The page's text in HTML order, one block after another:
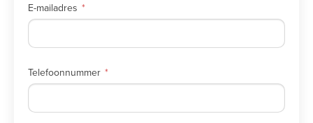
E-mailadres
Telefoonnummer